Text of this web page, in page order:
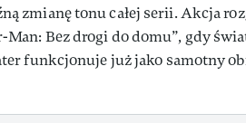
zmianę tonu całej serii. Akcja
Bez drogi do domu”, gdy
funkcjonuje już jako samotny